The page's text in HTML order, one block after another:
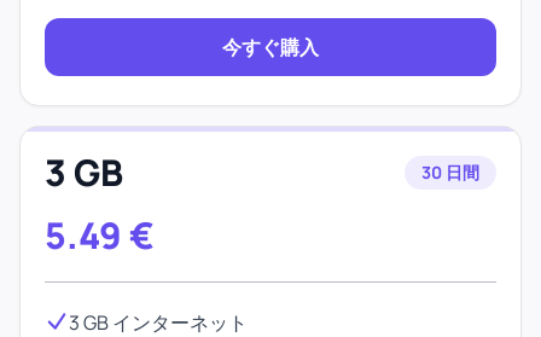
今すぐ購入
3 GB 30 日間
5.49 €
3 GB インターネット